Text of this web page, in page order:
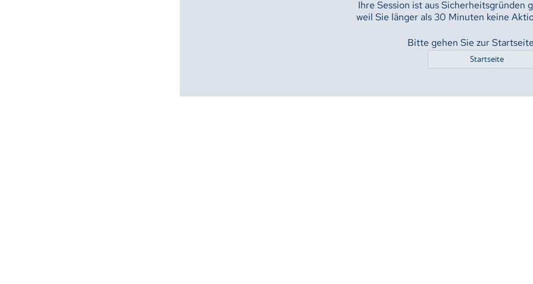
Ihre Session ist aus Sicherheitsgründen
weil Sie länger als 30 Minuten keine
Bitte gehen Sie zur